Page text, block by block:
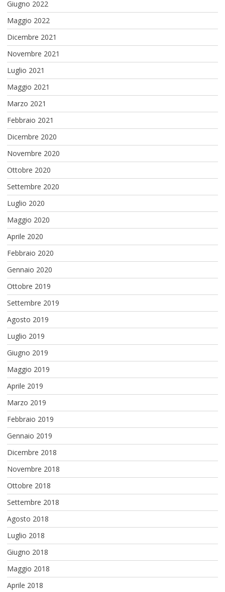
Giugno 2022
Maggio 2022
Dicembre 2021
Novembre 2021
Luglio 2021
Maggio 2021
Marzo 2021
Febbraio 2021
Dicembre 2020
Novembre 2020
Ottobre 2020
Settembre 2020
Luglio 2020
Maggio 2020
Aprile 2020
Febbraio 2020
Gennaio 2020
Ottobre 2019
Settembre 2019
Agosto 2019
Luglio 2019
Giugno 2019
Maggio 2019
Aprile 2019
Marzo 2019
Febbraio 2019
Gennaio 2019
Dicembre 2018
Novembre 2018
Ottobre 2018
Settembre 2018
Agosto 2018
Luglio 2018
Giugno 2018
Maggio 2018
Aprile 2018